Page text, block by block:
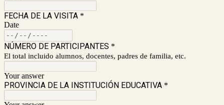
FECHA DE LA VISITA *
Date
NÚMERO DE PARTICIPANTES *
El total incluido alumnos, docentes, padres de familia, etc.
Your answer
PROVINCIA DE LA INSTITUCIÓN EDUCATIVA *